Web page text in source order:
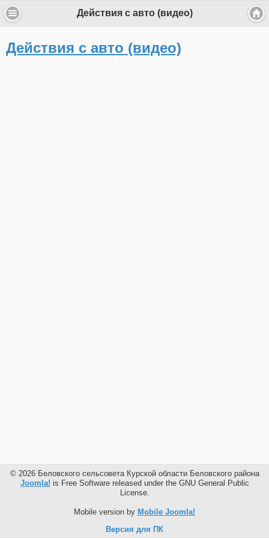
Действия с авто (видео)
Действия с авто (видео)
© 2026 Беловского сельсовета Курской области Беловского района
Joomla! is Free Software released under the GNU General Public
License.
Mobile version by Mobile Joomla!
Версия для ПК